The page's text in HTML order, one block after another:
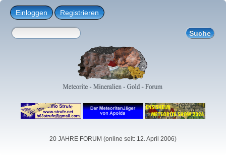
Einloggen Registrieren
20 JAHRE FORUM (online seit: 12. April 2006)